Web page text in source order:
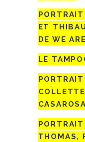
ET
DE WE
LE
CASAROSA
THOMAS,